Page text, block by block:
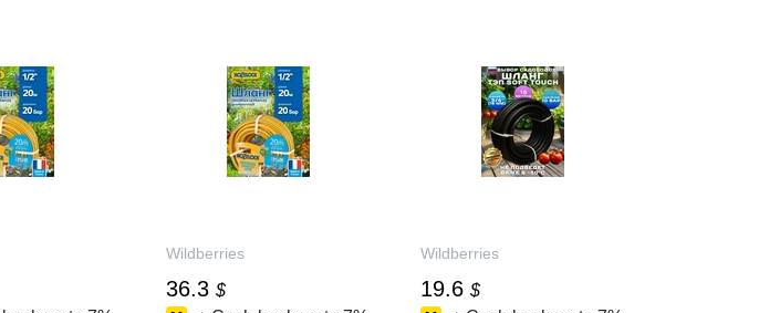
Wildberries
36.3 $
Wildberries
19.6 $